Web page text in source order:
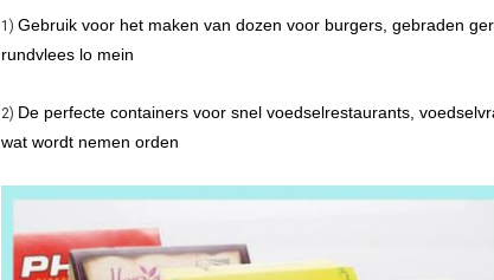
1) Gebruik voor het maken van dozen voor burgers, gebraden
rundvlees lo mein
2) De perfecte containers voor snel voedselrestaurants,
wat wordt nemen orden